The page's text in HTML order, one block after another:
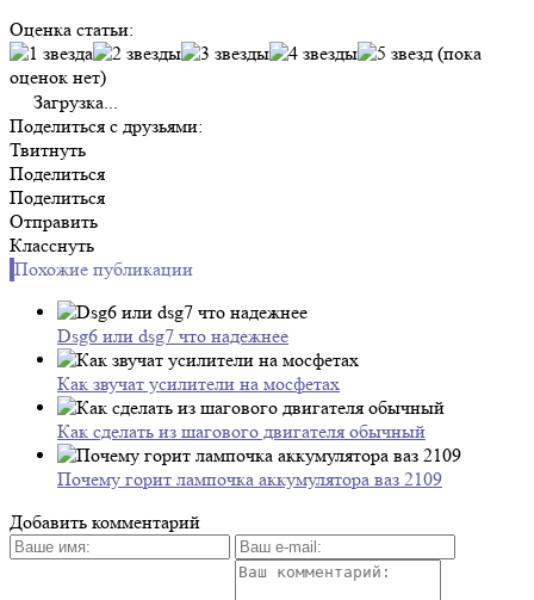
Оценка статьи:
(пока
оценок нет)
Загрузка...
Поделиться с друзьями:
Твитнуть
Поделиться
Поделиться
Отправить
Класснуть
Похожие публикации
Dsg6 или dsg7 что надежнее
Как звучат усилители на мосфетах
Как сделать из шагового двигателя обычный
Почему горит лампочка аккумулятора ваз 2109
Добавить комментарий